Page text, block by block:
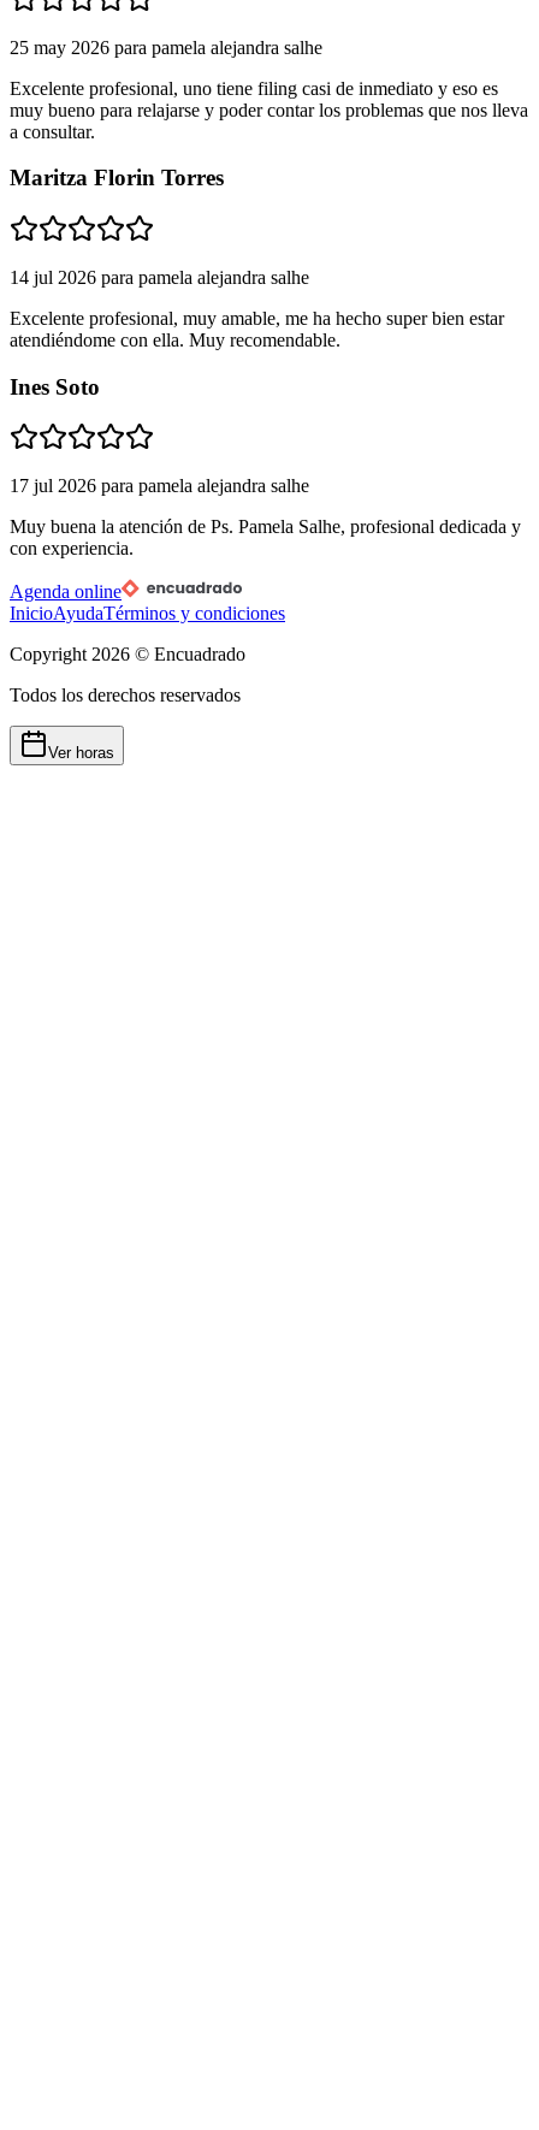
25 may 2026 para pamela alejandra salhe
Excelente profesional, uno tiene filing casi de inmediato y eso es
muy bueno para relajarse y poder contar los problemas que nos lleva
a consultar.
Maritza Florin Torres
14 jul 2026 para pamela alejandra salhe
Excelente profesional, muy amable, me ha hecho super bien estar
atendiéndome con ella. Muy recomendable.
Ines Soto
17 jul 2026 para pamela alejandra salhe
Muy buena la atención de Ps. Pamela Salhe, profesional dedicada y
con experiencia.
Agenda online
InicioAyudaTérminos y condiciones
Copyright 2026 © Encuadrado
Todos los derechos reservados
Ver horas